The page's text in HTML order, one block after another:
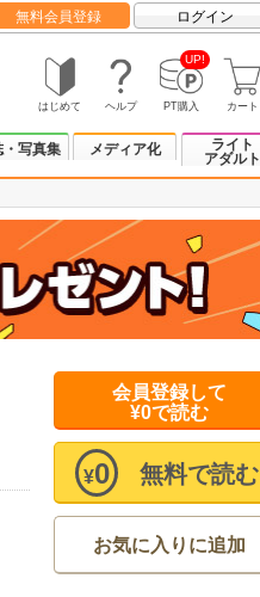
無料会員登録 ログイン
はじめて ヘルプ
UP!
PT購入 カート
・写真集 メディア化
ライト
アダルト
会員登録して
¥0で読む
無料で読む
¥0
お気に入りに追加